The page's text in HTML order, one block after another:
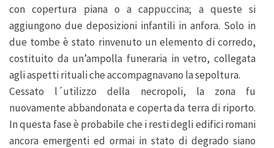
con copertura piana o a cappuccina; a queste si
aggiungono due deposizioni infantili in anfora. Solo in
due tombe è stato rinvenuto un elemento di corredo,
costituito da un’ampolla funeraria in vetro, collegata
agli aspetti rituali che accompagnavano la sepoltura.
Cessato l´utilizzo della necropoli, la zona fu
nuovamente abbandonata e coperta da terra di riporto.
In questa fase è probabile che i resti degli edifici romani
ancora emergenti ed ormai in stato di degrado siano